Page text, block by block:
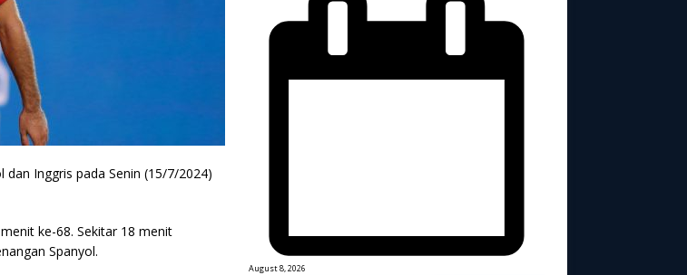
Inggris pada Senin (15/7/2024)
ke-68. Sekitar 18 menit
Spanyol.
August 8, 2026